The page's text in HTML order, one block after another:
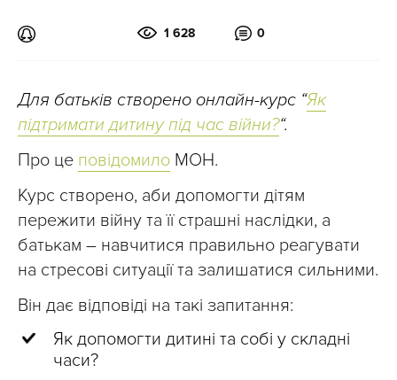
1 628 0
Для батьків створено онлайн-курс “Як
підтримати дитину під час війни?“.
Про це повідомило МОН.
Курс створено, аби допомогти дітям
пережити війну та її страшні наслідки, а
батькам – навчитися правильно реагувати
на стресові ситуації та залишатися сильними.
Він дає відповіді на такі запитання:
Як допомогти дитині та собі у складні
часи?